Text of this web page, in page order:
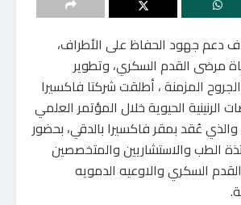
جهود الحفاظ على الأطراف،
مرضى القدم السكري، وتطوير
المزمنة ، أطلقت شركتا فاكسيرا
الرنينية الحيوية خلال المؤتمر العلمي
عُقد بمقر فاكسيرا بالدقي، بحضور
الطب والاستشاريين والمتخصصين
السكري والاوعيه الدمويه